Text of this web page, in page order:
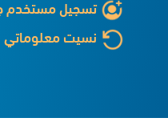
تسجيل مستخدم
نسيت معلوماتي